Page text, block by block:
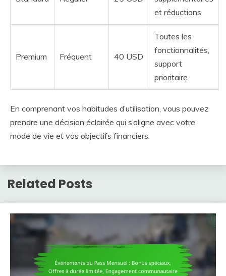
et réductions
Premium Fréquent 40 USD
Toutes les
fonctionnalités,
support
prioritaire
En comprenant vos habitudes d’utilisation, vous pouvez
prendre une décision éclairée qui s’aligne avec votre
mode de vie et vos objectifs financiers.
Related Posts